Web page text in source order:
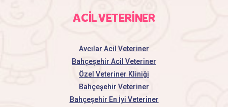
ACİL VETERİNER
Avcılar Acil Veteriner
Bahçeşehir Acil Veteriner
Özel Veteriner Kliniği
Bahçeşehir Veteriner
Bahçeşehir En İyi Veteriner